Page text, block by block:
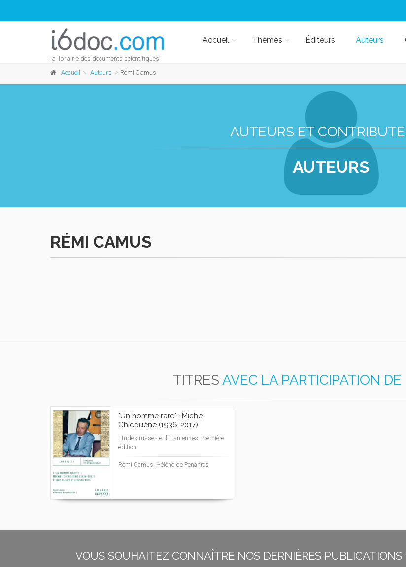
la librairie des documents scientifiques
Accueil Thèmes Éditeurs Auteurs
Accueil Auteurs Rémi Camus
AUTEURS ET
AUTEURS
RÉMI CAMUS
TITRES AVEC LA PARTICIPATION DE
"Un homme rare" : Michel
Chicouène (1936-2017)
Etudes russes et lituaniennes, Première
édition
Rémi Camus, Hélène de Penanros
VOUS SOUHAITEZ CONNAÎTRE NOS DERNIÈRES PUBLICATIONS